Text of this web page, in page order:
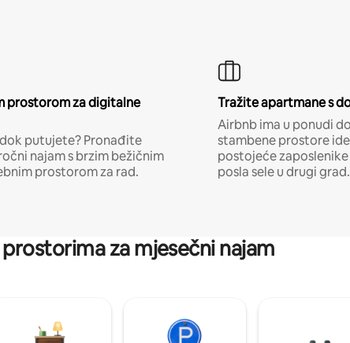
prostorom za digitalne
putujete? Pronađite
najam s brzim bežičnim
prostorom za rad.
Tražite apartmane s
Airbnb ima u ponudi
stambene prostore
postojeće
posla sele u drugi grad.
za mjesečni najam